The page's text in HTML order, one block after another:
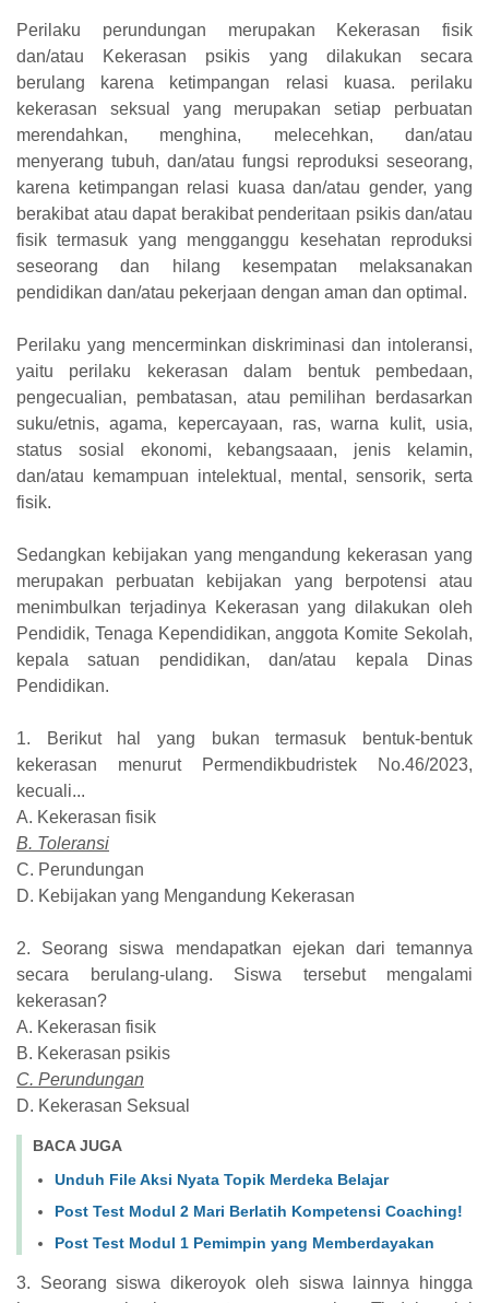
Perilaku perundungan merupakan Kekerasan fisik
dan/atau Kekerasan psikis yang dilakukan secara
berulang karena ketimpangan relasi kuasa. perilaku
kekerasan seksual yang merupakan setiap perbuatan
merendahkan, menghina, melecehkan, dan/atau
menyerang tubuh, dan/atau fungsi reproduksi seseorang,
karena ketimpangan relasi kuasa dan/atau gender, yang
berakibat atau dapat berakibat penderitaan psikis dan/atau
fisik termasuk yang mengganggu kesehatan reproduksi
seseorang dan hilang kesempatan melaksanakan
pendidikan dan/atau pekerjaan dengan aman dan optimal.
Perilaku yang mencerminkan diskriminasi dan intoleransi,
yaitu perilaku kekerasan dalam bentuk pembedaan,
pengecualian, pembatasan, atau pemilihan berdasarkan
suku/etnis, agama, kepercayaan, ras, warna kulit, usia,
status sosial ekonomi, kebangsaaan, jenis kelamin,
dan/atau kemampuan intelektual, mental, sensorik, serta
fisik.
Sedangkan kebijakan yang mengandung kekerasan yang
merupakan perbuatan kebijakan yang berpotensi atau
menimbulkan terjadinya Kekerasan yang dilakukan oleh
Pendidik, Tenaga Kependidikan, anggota Komite Sekolah,
kepala satuan pendidikan, dan/atau kepala Dinas
Pendidikan.
1. Berikut hal yang bukan termasuk bentuk-bentuk
kekerasan menurut Permendikbudristek No.46/2023,
kecuali...
A. Kekerasan fisik
B. Toleransi
C. Perundungan
D. Kebijakan yang Mengandung Kekerasan
2. Seorang siswa mendapatkan ejekan dari temannya
secara berulang-ulang. Siswa tersebut mengalami
kekerasan?
A. Kekerasan fisik
B. Kekerasan psikis
C. Perundungan
D. Kekerasan Seksual
BACA JUGA
Unduh File Aksi Nyata Topik Merdeka Belajar
Post Test Modul 2 Mari Berlatih Kompetensi Coaching!
Post Test Modul 1 Pemimpin yang Memberdayakan
3. Seorang siswa dikeroyok oleh siswa lainnya hingga